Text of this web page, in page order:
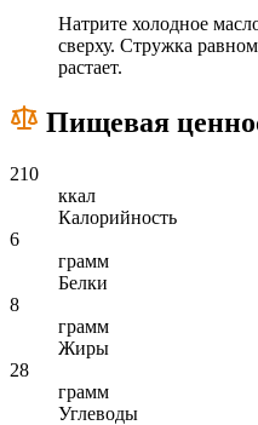
Натрите холодное
сверху. Стружка
растает.
Пищевая
210
ккал
Калорийность
6
грамм
Белки
8
грамм
Жиры
28
грамм
Углеводы